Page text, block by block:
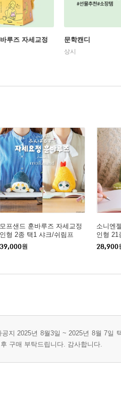
루즈 자세교정
문학캔디
상시
모프샌드 훈바루즈 자세교정
인형 2종 택1 샤크/쉬림프
39,000원
소니엔
인형 21
장인선
28,900
지 2025년 8월3일 ~ 2025년 8월 7일
구매 부탁드립니다. 감사합니다.